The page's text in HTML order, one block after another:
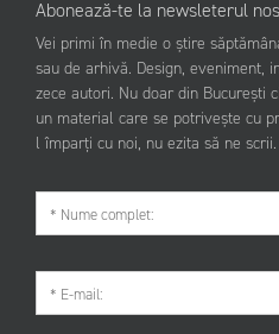
Abonează-te la newsleterul
Vei primi în medie o știre
sau de arhivă. Design, eveniment,
zece autori. Nu doar din București
un material care se potrivește cu
l împarți cu noi, nu ezita să ne